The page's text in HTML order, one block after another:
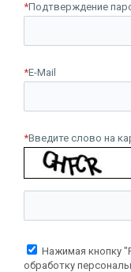
*Подтверждение
*E-Mail
*Введите слово на
Нажимая кнопку
обработку